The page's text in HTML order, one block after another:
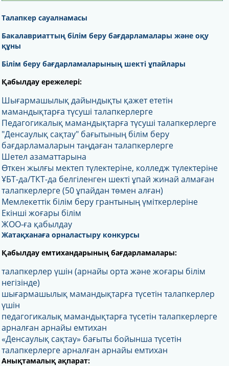
Талапкер сауалнамасы
Бакалавриаттың білім беру бағдарламалары және оқу
құны
Білім беру бағдарламаларының шекті ұпайлары
Қабылдау ережелері:
Шығармашылық дайындықты қажет ететін
мамандықтарға түсуші талапкерлерге
Педагогикалық мамандықтарға түсуші талапкерлерге
"Денсаулық сақтау" бағытының білім беру
бағдарламаларын таңдаған талапкерлерге
Шетел азаматтарына
Өткен жылғы мектеп түлектеріне, колледж түлектеріне
ҰБТ-да/ТКТ-да белгіленген шекті ұпай жинай алмаған
талапкерлерге (50 ұпайдан төмен алған)
Мемлекеттік білім беру грантының үміткерлеріне
Екінші жоғары білім
ЖОО-ға қабылдау
Жатақханаға орналастыру конкурсы
Қабылдау емтихандарының бағдарламалары:
талапкерлер үшін (арнайы орта және жоғары білім
негізінде)
шығармашылық мамандықтарға түсетін талапкерлер
үшін
педагогикалық мамандықтарға түсетін талапкерлерге
арналған арнайы емтихан
«Денсаулық сақтау» бағыты бойынша түсетін
талапкерлерге арналған арнайы емтихан
Анықтамалық ақпарат: